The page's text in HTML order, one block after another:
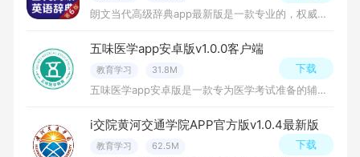
朗文当代高级辞典app最新版是一款专业的，权威的英语词典应用，收录丰富的词录，片语以及释义，提供英式，美式真人单子发音，详细的为广大用户讲解词语之间的区别以及正确用法，界面干净，操作简单，功能实用，是一款
五味医学app安卓版v1.0.0客户端
教育学习 31.8M
五味医学app安卓版是一款专为医学考试准备的辅导软件，提供丰富的医学知识资源，包括基础医学、临床医学、中医药学等各类医学科目，帮助用户高效复习，提升考试成绩，有需要的朋友快来下载吧！
下载
i交院黄河交通学院APP官方版v1.0.4最新版
教育学习 62.5M 下载